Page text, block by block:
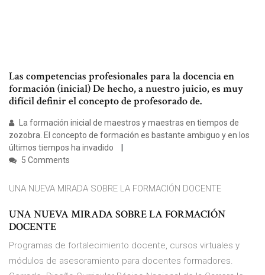
Las competencias profesionales para la docencia en
formación (inicial) De hecho, a nuestro juicio, es muy
difícil definir el concepto de profesorado de.
La formación inicial de maestros y maestras en tiempos de
zozobra. El concepto de formación es bastante ambiguo y en los
últimos tiempos ha invadido
5 Comments
UNA NUEVA MIRADA SOBRE LA FORMACIÓN DOCENTE
UNA NUEVA MIRADA SOBRE LA FORMACIÓN
DOCENTE
Programas de fortalecimiento docente, cursos virtuales y
módulos de asesoramiento para docentes formadores.